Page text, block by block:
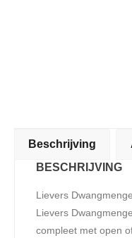
Beschrijving
BESCHRIJVING
Lievers
Lievers
compleet met open